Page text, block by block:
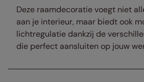
Deze raamdecoratie voegt niet
aan je interieur, maar biedt ook
lichtregulatie dankzij de
die perfect aansluiten op jouw